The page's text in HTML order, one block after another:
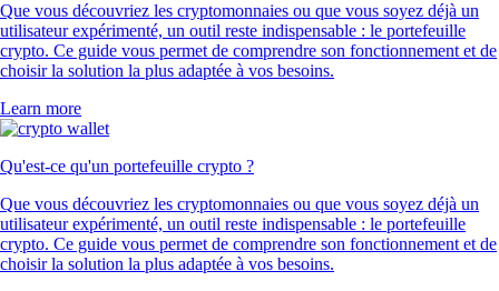
Que vous découvriez les cryptomonnaies ou que vous soyez déjà un
utilisateur expérimenté, un outil reste indispensable : le portefeuille
crypto. Ce guide vous permet de comprendre son fonctionnement et de
choisir la solution la plus adaptée à vos besoins.
Learn more
Qu'est-ce qu'un portefeuille crypto ?
Que vous découvriez les cryptomonnaies ou que vous soyez déjà un
utilisateur expérimenté, un outil reste indispensable : le portefeuille
crypto. Ce guide vous permet de comprendre son fonctionnement et de
choisir la solution la plus adaptée à vos besoins.